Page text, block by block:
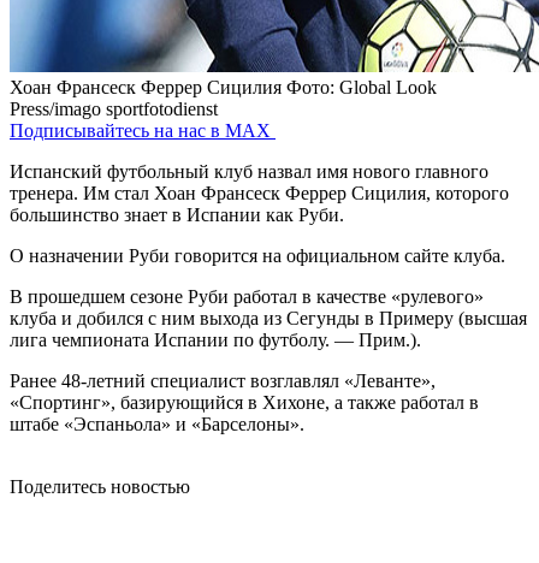
Хоан Франсеск Феррер Сицилия Фото: Global Look
Press/imago sportfotodienst
Подписывайтесь на нас в MAX
Испанский футбольный клуб назвал имя нового главного
тренера. Им стал Хоан Франсеск Феррер Сицилия, которого
большинство знает в Испании как Руби.
О назначении Руби говорится на официальном сайте клуба.
В прошедшем сезоне Руби работал в качестве «рулевого»
клуба и добился с ним выхода из Сегунды в Примеру (высшая
лига чемпионата Испании по футболу. — Прим.).
Ранее 48-летний специалист возглавлял «Леванте»,
«Спортинг», базирующийся в Хихоне, а также работал в
штабе «Эспаньола» и «Барселоны».
Поделитесь новостью